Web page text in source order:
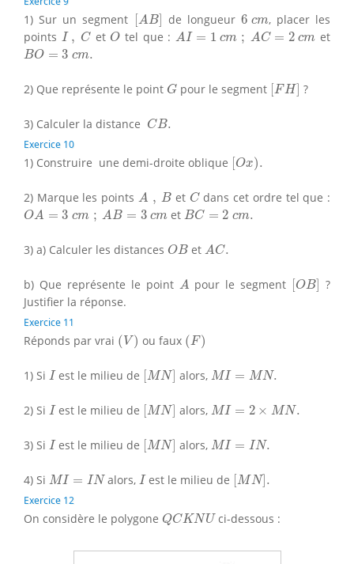
1) Sur un segment AB]
[ A B] de longueur6 cm
6 cm, placer les
points I , C
I, et O
O tel que :AI = 1 cm ; AC = 2 cm
A I= 1cm;A C =2cm et
BO = 3 cm.
BO= cm.
2) Que représente le point G
G pour le segment FH]
[FH] ?
3) Calculer la distance CB.
CB.
Exercice 10
1) Construire une demi-droite oblique Ox).
[Ox)
2) Marque les points A , B
A et C
Cdans cet ordre tel que :
OA = 3 cm ; AB = 3 cm
O A cm;A B = 3c etBC = 2 cm.
BC= cm.
3) a) Calculer les distances OB
OB et AC.
AC.
b) Que représente le point A
A pour le segment OB
[OB] ?
Justifier la réponse.
Exercice 11
Réponds par vrai ( V )
(V) ou faux (F)
(F)
1) Si IIest le milieu de [MN]
[MN] alors, MI = MN.
MI= N.
2) Si IIest le milieu de [MN]
[MN] alors, MI = 2 × MN.
MI= ×MN .
3) Si IIest le milieu de [MN]
[MN] alors, MI = IN.
MI= .
4) Si MI = IN
MI= alors,IIest le milieu de [MN] .
[MN]
Exercice 12
On considère le polygone QCKNU
QCKNU ci-dessous :